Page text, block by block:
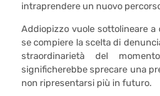
intraprendere un nuovo
Addiopizzo vuole sottolineare
se compiere la scelta di
straordinarietà del
significherebbe sprecare una
non ripresentarsi più in futuro.